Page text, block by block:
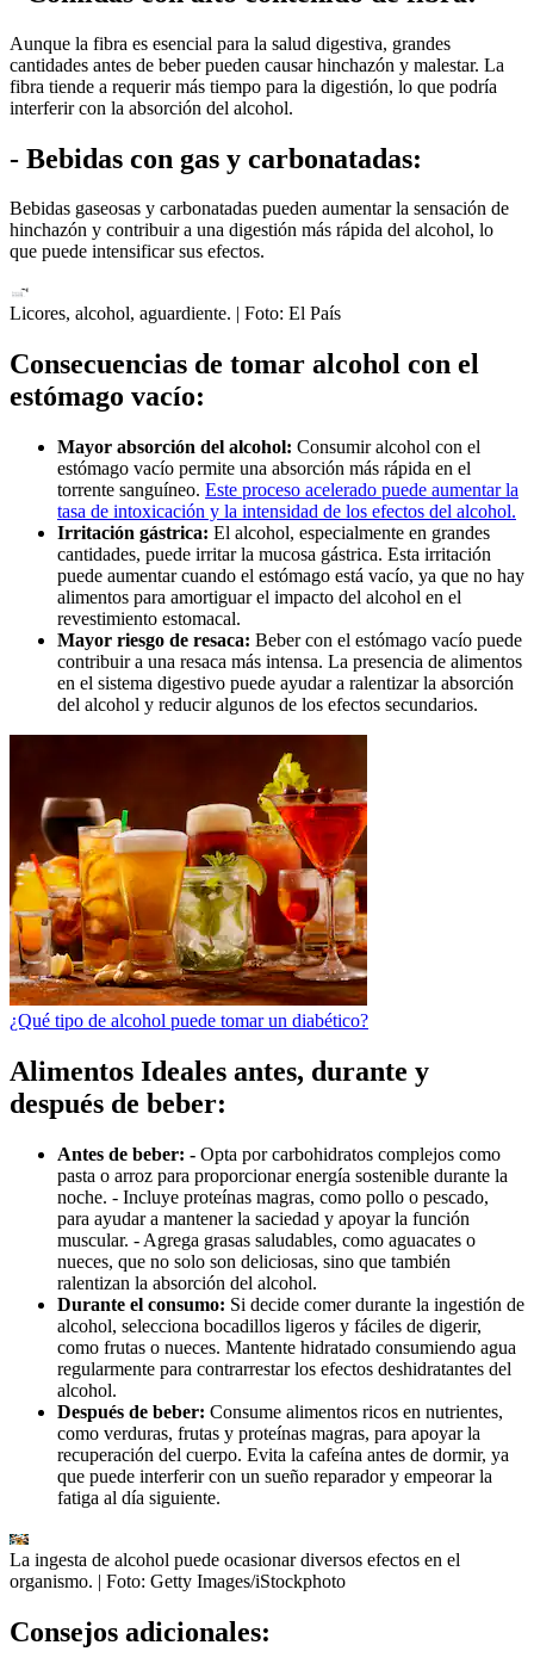
Aunque la fibra es esencial para la salud digestiva, grandes
cantidades antes de beber pueden causar hinchazón y malestar. La
fibra tiende a requerir más tiempo para la digestión, lo que podría
interferir con la absorción del alcohol.
- Bebidas con gas y carbonatadas:
Bebidas gaseosas y carbonatadas pueden aumentar la sensación de
hinchazón y contribuir a una digestión más rápida del alcohol, lo
que puede intensificar sus efectos.
Licores, alcohol, aguardiente. | Foto: El País
Consecuencias de tomar alcohol con el
estómago vacío:
Mayor absorción del alcohol: Consumir alcohol con el
estómago vacío permite una absorción más rápida en el
torrente sanguíneo. Este proceso acelerado puede aumentar la
tasa de intoxicación y la intensidad de los efectos del alcohol.
Irritación gástrica: El alcohol, especialmente en grandes
cantidades, puede irritar la mucosa gástrica. Esta irritación
puede aumentar cuando el estómago está vacío, ya que no hay
alimentos para amortiguar el impacto del alcohol en el
revestimiento estomacal.
Mayor riesgo de resaca: Beber con el estómago vacío puede
contribuir a una resaca más intensa. La presencia de alimentos
en el sistema digestivo puede ayudar a ralentizar la absorción
del alcohol y reducir algunos de los efectos secundarios.
¿Qué tipo de alcohol puede tomar un diabético?
Alimentos Ideales antes, durante y
después de beber:
Antes de beber: - Opta por carbohidratos complejos como
pasta o arroz para proporcionar energía sostenible durante la
noche. - Incluye proteínas magras, como pollo o pescado,
para ayudar a mantener la saciedad y apoyar la función
muscular. - Agrega grasas saludables, como aguacates o
nueces, que no solo son deliciosas, sino que también
ralentizan la absorción del alcohol.
Durante el consumo: Si decide comer durante la ingestión de
alcohol, selecciona bocadillos ligeros y fáciles de digerir,
como frutas o nueces. Mantente hidratado consumiendo agua
regularmente para contrarrestar los efectos deshidratantes del
alcohol.
Después de beber: Consume alimentos ricos en nutrientes,
como verduras, frutas y proteínas magras, para apoyar la
recuperación del cuerpo. Evita la cafeína antes de dormir, ya
que puede interferir con un sueño reparador y empeorar la
fatiga al día siguiente.
La ingesta de alcohol puede ocasionar diversos efectos en el
organismo. | Foto: Getty Images/iStockphoto
Consejos adicionales: